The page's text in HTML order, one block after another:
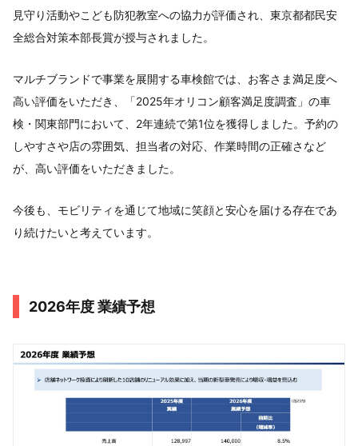
見守り活動やこども防犯教室への協力が評価され、東京都都民安
全総合対策本部長賞が授与されました。
マルチブランドで事業を展開する車検館では、お客さま満足度へ
高い評価をいただき、「2025年オリコン顧客満足度調査」の車
検・関東部門において、2年連続で第1位を獲得しました。予約の
しやすさや店の雰囲気、担当者の対応、作業時間の正確さなど
が、高い評価をいただきました。
今後も、モビリティを通じて地域に笑顔と安心を届ける存在であ
り続けたいと考えています。
2026年度 業績予想